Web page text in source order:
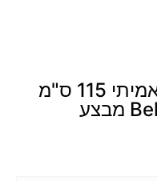
חגורה לגבר 100% עור אמיתי 115 ס"מ